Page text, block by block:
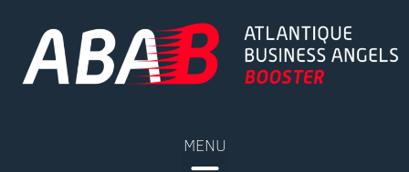
MENU